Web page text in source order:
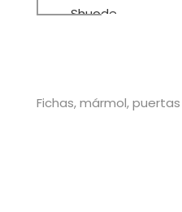
Shuode
Fichas, mármol,